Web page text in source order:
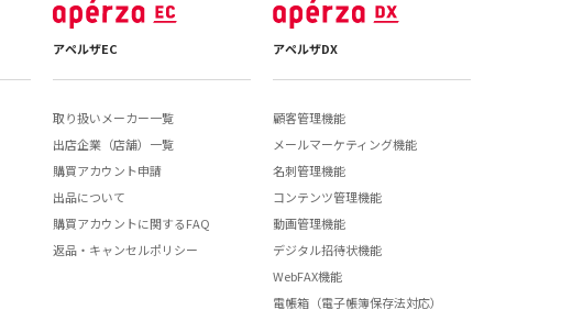
アペルザEC
取り扱いメーカー一覧
出店企業（店舗）一覧
購買アカウント申請
出品について
購買アカウントに関するFAQ
返品・キャンセルポリシー
アペルザDX
顧客管理機能
メールマーケティング機能
名刺管理機能
コンテンツ管理機能
動画管理機能
デジタル招待状機能
WebFAX機能
電帳箱（電子帳簿保存法対応）